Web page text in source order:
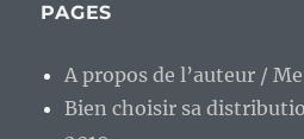
PAGES
A propos de l’auteur /
Bien choisir sa